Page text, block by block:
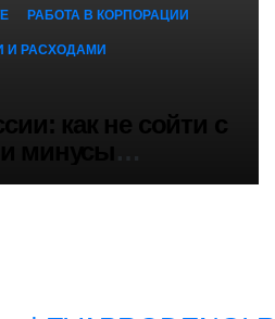
РАБОТА В КОРПОРАЦИИ
И РАСХОДАМИ
как не сойти с